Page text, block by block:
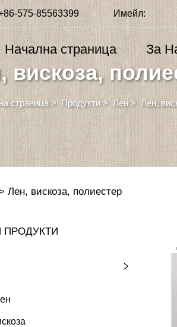
575-85563399 Имейл:
Начална страница За
вискоза,
страница>Продукти>Лен> Лен,
Лен, вискоза, полиестер
ПРОДУКТИ